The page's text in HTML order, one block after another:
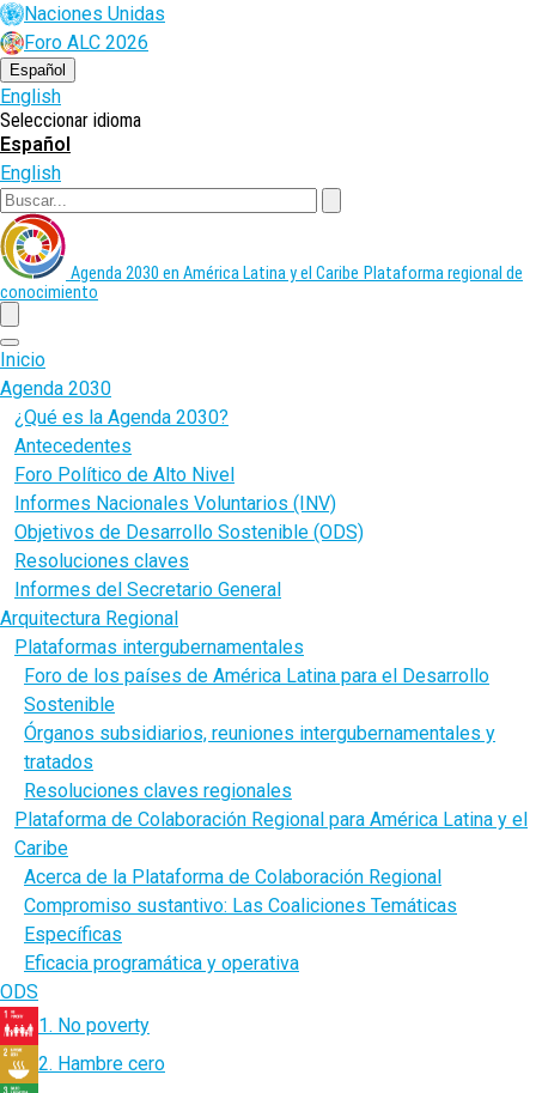
Pasar
al
contenido
principal
Naciones Unidas
Foro ALC 2026
Español
English
Seleccionar idioma
Español
English
Agenda 2030 en América Latina y el Caribe Plataforma regional de
conocimiento
menu
Inicio
Agenda 2030
¿Qué es la Agenda 2030?
Antecedentes
Foro Político de Alto Nivel
Informes Nacionales Voluntarios (INV)
Objetivos de Desarrollo Sostenible (ODS)
Resoluciones claves
Informes del Secretario General
Arquitectura Regional
Plataformas intergubernamentales
Foro de los países de América Latina para el Desarrollo
Sostenible
Órganos subsidiarios, reuniones intergubernamentales y
tratados
Resoluciones claves regionales
Plataforma de Colaboración Regional para América Latina y el
Caribe
Acerca de la Plataforma de Colaboración Regional
Compromiso sustantivo: Las Coaliciones Temáticas
Específicas
Eficacia programática y operativa
ODS
1. No poverty
2. Hambre cero